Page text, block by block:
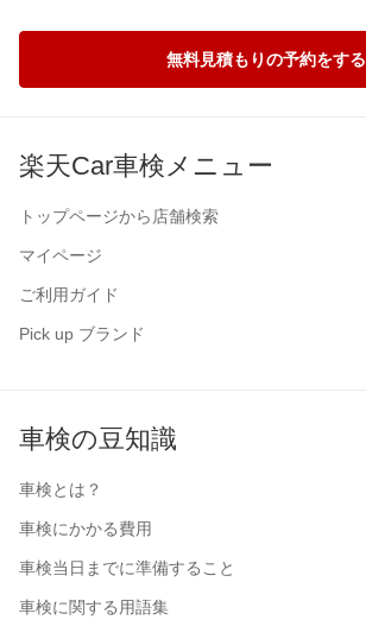
無料見積もりの予約をする
楽天Car車検メニュー
トップページから店舗検索
マイページ
ご利用ガイド
Pick up ブランド
車検の豆知識
車検とは？
車検にかかる費用
車検当日までに準備すること
車検に関する用語集